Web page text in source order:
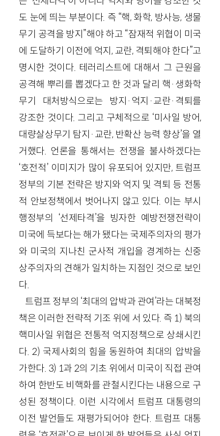
도 눈에 띄는 부분이다. 즉 “핵, 화학, 방사능, 생물
무기 공격을 방지”해야 하고 “잠재적 위협이 미국
에 도달하기 이전에 억지, 교란, 격퇴해야 한다”고
명시한 것이다. 테러리스트에 대해서 그 근원을
공격해 뿌리를 뽑겠다고 한 것과 달리 핵·생화학
무기 대처방식으로는 방지·억지·교란·격퇴를
강조한 것이다. 그리고 구체적으로 ‘미사일 방어,
대량살상무기 탐지·교란, 반확산 능력 향상’을 열
거했다. 언론을 통해서는 전쟁을 불사하겠다는
‘호전적’ 이미지가 많이 유포되어 있지만, 트럼프
정부의 기본 전략은 방지와 억지 및 격퇴 등 전통
적 안보정책에서 벗어나지 않고 있다. 이는 부시
행정부의 ‘선제타격’을 빙자한 예방전쟁전략이
미국에 득보다는 해가 됐다는 국제주의자의 평가
와 미국의 지나친 군사적 개입을 경계하는 신중
상주의자의 견해가 일치하는 지점인 것으로 보인
다.
트럼프 정부의 ‘최대의 압박과 관여’라는 대북정
책은 이러한 전략적 기조 위에 서 있다. 즉 1) 북의
핵미사일 위협은 전통적 억지정책으로 상쇄시킨
다. 2) 국제사회의 힘을 동원하여 최대의 압박을
가한다. 3) 1과 2의 기초 위에서 미국이 직접 관여
하여 한반도 비핵화를 관철시킨다는 내용으로 구
성된 정책이다. 이런 시각에서 트럼프 대통령의
이전 발언들도 재평가되어야 한다. 트럼프 대통